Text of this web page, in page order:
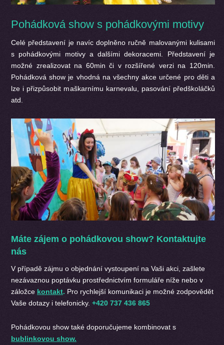
Pohádková show s pohádkovými motivy
Celé představení je navíc doplněno ručně malovanými kulisami
s pohádkovými motivy a dalšími dekoracemi. Představení je
možné zrealizovat na 60min či v rozšířené verzi na 120min.
Pohádková show je vhodná na všechny akce určené pro děti a
lze i přizpůsobit maškarnímu karnevalu, pasování předškoláčků
atd.
Máte zájem o pohádkovou show? Kontaktujte
nás
V případě zájmu o objednání vystoupení na Vaši akci, zašlete
nezávaznou poptávku prostřednictvím formuláře níže nebo v
záložce kontakt. Pro rychlejší komunikaci je možné zodpovědět
Vaše dotazy i telefonicky. +420 737 436 865
Pohádkovou show také doporučujeme kombinovat s
bublinkovou show.